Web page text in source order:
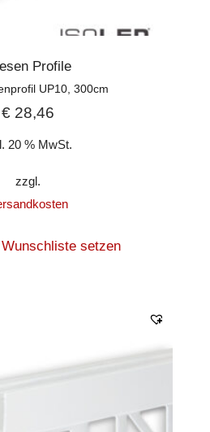
Profile
UP10, 300cm
€ 28,46
20 % MwSt.
zzgl.
setzen